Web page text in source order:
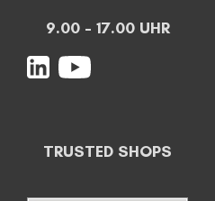
9.00 - 17.00 UHR
TRUSTED SHOPS